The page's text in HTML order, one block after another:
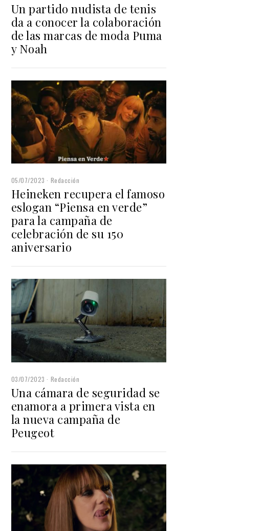
Un partido nudista de tenis
da a conocer la colaboración
de las marcas de moda Puma
y Noah
05/07/2023 Redacción
Heineken recupera el famoso
eslogan “Piensa en verde”
para la campaña de
celebración de su 150
aniversario
03/07/2023 Redacción
Una cámara de seguridad se
enamora a primera vista en
la nueva campaña de
Peugeot